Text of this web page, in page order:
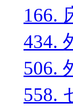
166.
434.
506.
558.